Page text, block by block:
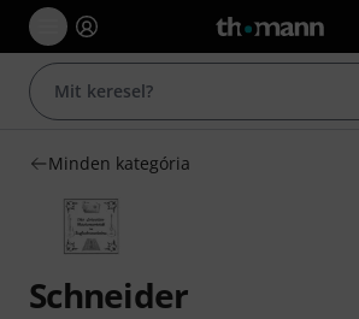
Minden kategória
Schneider